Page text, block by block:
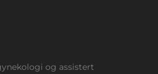
og assistert